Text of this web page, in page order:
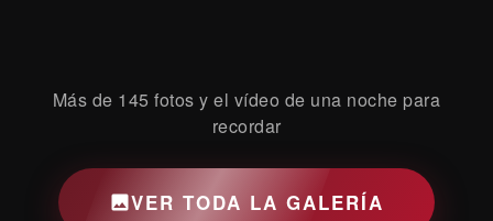
Más de 145 fotos y el vídeo de una noche para
recordar
VER TODA LA GALERÍA